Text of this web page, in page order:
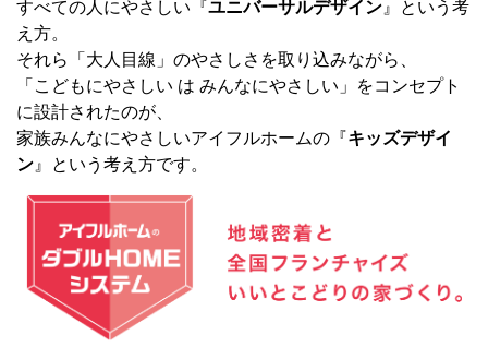
すべての人にやさしい『ユニバーサルデザイン 』という考
え方。
それら「大人目線」のやさしさを取り込みながら、
「こどもにやさしい は みんなにやさしい」をコンセプト
に設計されたのが、
家族みんなにやさしいアイフルホームの『キッズデザイ
ン 』という考え方です。